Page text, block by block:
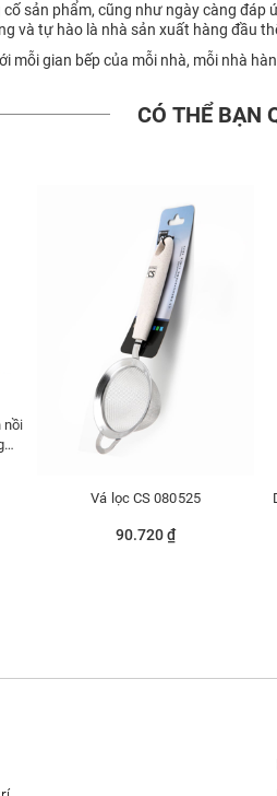
sản phẩm, cũng như ngày càng
và tự hào là nhà sản xuất hàng đầu
mỗi gian bếp của mỗi nhà, mỗi nhà
CÓ THỂ BẠN
nồi
Vá lọc CS 080525
90.720 ₫